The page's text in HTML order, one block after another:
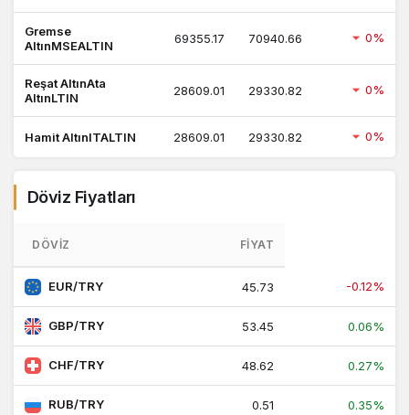
Gremse
AltınMSEALTIN
69355.17 70940.66 0%
Reşat AltınAta
AltınLTIN
28609.01 29330.82 0%
Hamit AltınITALTIN 28609.01 29330.82 0%
Döviz Fiyatları
DÖVIZ FIYAT
EUR/TRY 45.73 -0.12%
GBP/TRY 53.45 0.06%
CHF/TRY 48.62 0.27%
RUB/TRY 0.51 0.35%